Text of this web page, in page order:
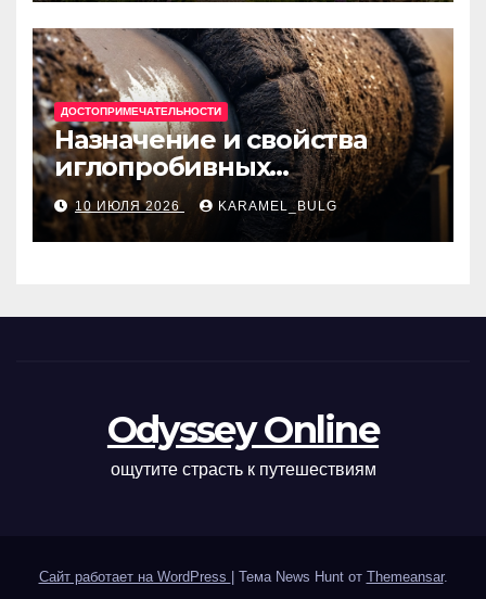
ДОСТОПРИМЕЧАТЕЛЬНОСТИ
Назначение и свойства
иглопробивных
базальтовых огнеупорных
матов
10 ИЮЛЯ 2026 KARAMEL_BULG
Odyssey Online
ощутите страсть к путешествиям
Сайт работает на WordPress Тема News Hunt от Themeansar.